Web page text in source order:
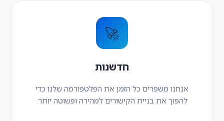
🚀
חדשנות
אנחנו משפרים כל הזמן את הפלטפורמה שלנו כדי
להפוך את בניית הקישורים למהירה ופשוטה יותר.